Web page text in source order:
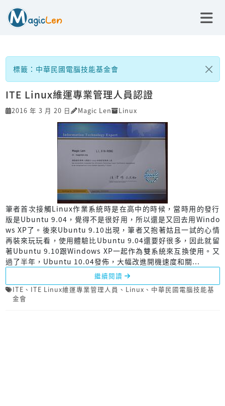
標籤：中華民國電腦技能基金會
ITE Linux維運專業管理人員認證
2016 年 3 月 20 日 Magic Len Linux
筆者首次接觸Linux作業系統時是在高中的時候，當時用的發行
版是Ubuntu 9.04，覺得不是很好用，所以還是又回去用Windo
ws XP了。後來Ubuntu 9.10出現，筆者又抱著姑且一試的心情
再裝來玩玩看，使用體驗比Ubuntu 9.04還要好很多，因此就留
著Ubuntu 9.10跟Windows XP一起作為雙系統來互換使用。又
過了半年，Ubuntu 10.04發佈，大幅改進開機速度和關...
繼續閱讀
ITE 、 ITE Linux維運專業管理人員 、 Linux 、 中華民國電腦技能基
金會